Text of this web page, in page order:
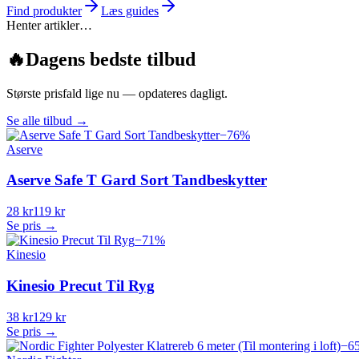
Find produkter
Læs guides
Henter artikler…
🔥Dagens bedste tilbud
Største prisfald lige nu — opdateres dagligt.
Se alle tilbud →
−76%
Aserve
Aserve Safe T Gard Sort Tandbeskytter
28 kr119 kr
Se pris →
−71%
Kinesio
Kinesio Precut Til Ryg
38 kr129 kr
Se pris →
−